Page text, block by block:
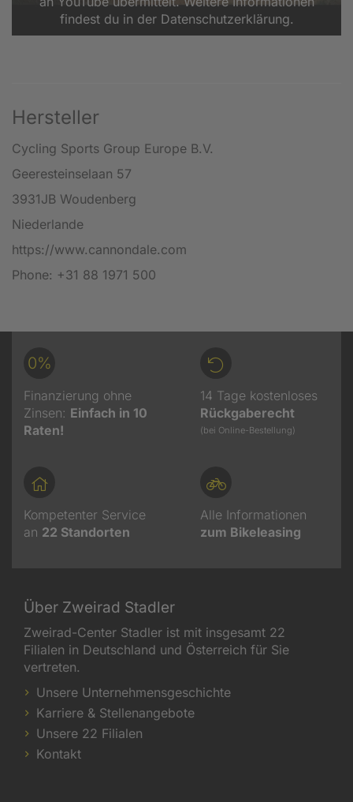
findest du in der Datenschutzerklärung.
Hersteller
Cycling Sports Group Europe B.V.
Geeresteinselaan 57
3931JB Woudenberg
Niederlande
https://www.cannondale.com
Phone: +31 88 1971 500
0%
Finanzierung ohne
Zinsen: Einfach in 10
Raten!
14 Tage kostenloses
Rückgaberecht
(bei Online-Bestellung)
Kompetenter Service
an 22 Standorten
Alle Informationen
zum Bikeleasing
Über Zweirad Stadler
Zweirad-Center Stadler ist mit insgesamt 22
Filialen in Deutschland und Österreich für Sie
vertreten.
Unsere Unternehmensgeschichte
Karriere & Stellenangebote
Unsere 22 Filialen
Kontakt